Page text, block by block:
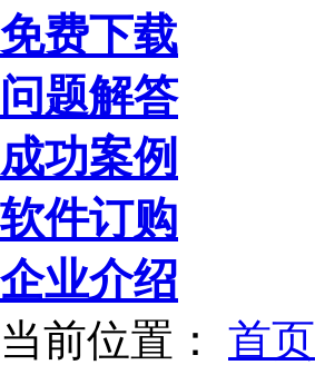
免费下载
问题解答
成功案例
软件订购
企业介绍
当前位置： 首页